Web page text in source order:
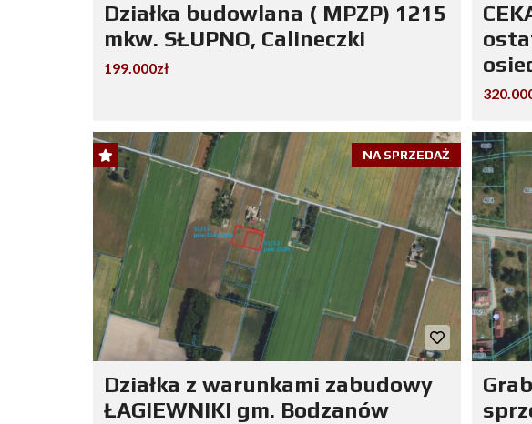
Działka budowlana ( MPZP) 1215
mkw. SŁUPNO, Calineczki
199.000zł
NA SPRZEDAŻ
Działka z warunkami zabudowy
ŁAGIEWNIKI gm. Bodzanów